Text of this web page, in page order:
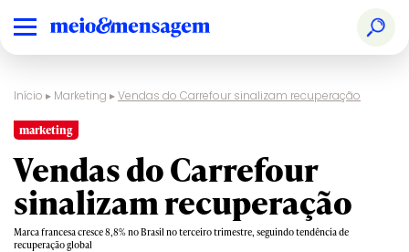
Início ▸ Marketing ▸Vendas do Carrefour sinalizam recuperação
marketing
Vendas do Carrefour
sinalizam recuperação
Marca francesa cresce 8,8% no Brasil no terceiro trimestre, seguindo tendência de
recuperação global